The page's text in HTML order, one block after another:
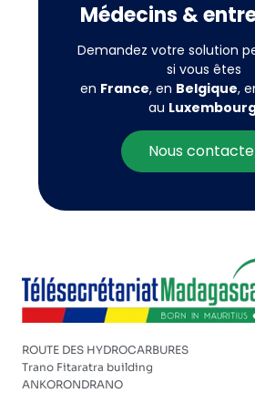
Médecins &
Demandez votre solution
si vous êtes
en France, en Belgique,
au
Nous
ROUTE DES HYDROCARBURES
Trano Fitaratra building
ANKORONDRANO